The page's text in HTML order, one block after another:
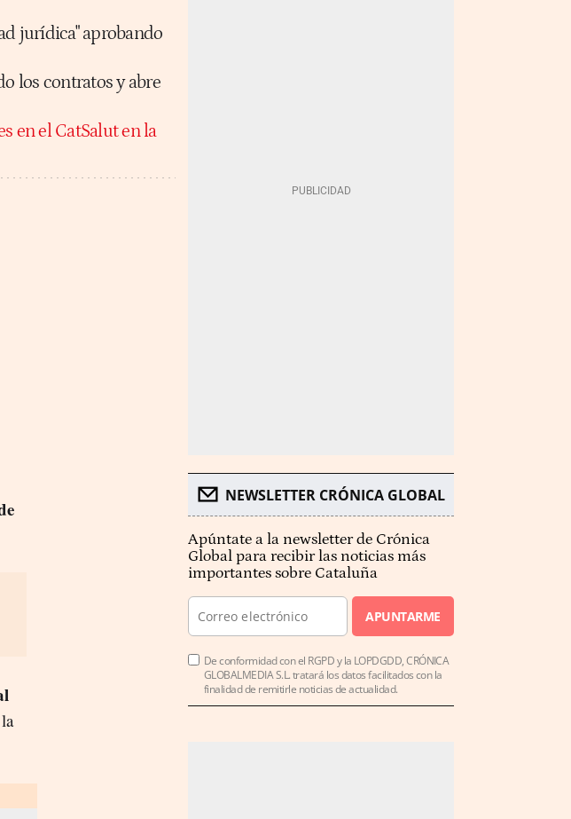
jurídica" aprobando
los contratos y abre
en el CatSalut en la
NEWSLETTER CRÓNICA GLOBAL
Apúntate a la newsletter de Crónica
Global para recibir las noticias más
importantes sobre Cataluña
APUNTARME
De conformidad con el RGPD y la LOPDGDD, CRÓNICA
GLOBALMEDIA S.L. tratará los datos facilitados con la
finalidad de remitirle noticias de actualidad.